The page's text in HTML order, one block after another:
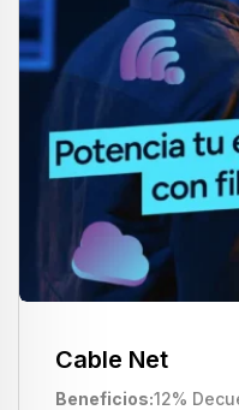
Cable Net
Beneficios 12%